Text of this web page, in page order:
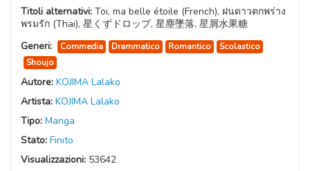
Titoli alternativi: Toi, ma belle étoile (French), ฝนดาวตกพร่าง
พรมรัก (Thai), 星くずドロップ, 星塵墜落, 星屑水果糖
Generi:
Commedia Drammatico Romantico
Scolastico
Shoujo
Autore: KOJIMA Lalako
Artista: KOJIMA Lalako
Tipo: Manga
Stato: Finito
Visualizzazioni: 53642